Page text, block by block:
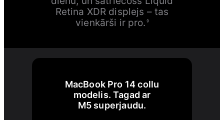
Retina XDR displejs – tas
vienkārši ir pro. ◊
MacBook Pro 14 collu
modelis. Tagad ar
M5 superjaudu.